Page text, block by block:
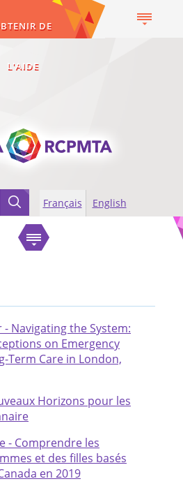
DE
L'AIDE
Français English
- Navigating the System:
on Emergency
Term Care in London,
Horizons pour les
- Comprendre les
et des filles basés
en 2019